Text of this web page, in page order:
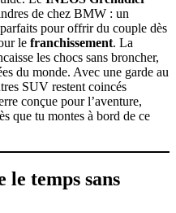
de chez BMW : un
pour offrir du couple dès
le franchissement. La
les chocs sans broncher,
du monde. Avec une garde au
SUV restent coincés
conçue pour l’aventure,
que tu montes à bord de ce
le temps sans